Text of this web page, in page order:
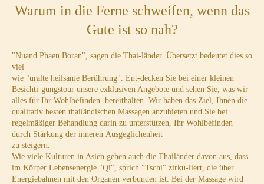
Warum in die Ferne schweifen, wenn das
Gute ist so nah?
"Nuand Phaen Boran", sagen die Thai-länder. Übersetzt bedeutet dies so
viel
wie "uralte heilsame Berührung". Ent-decken Sie bei einer kleinen
Besichti-gungstour unsere exklusiven Angebote und sehen Sie, was wir
alles für Ihr Wohlbefinden bereithalten. Wir haben das Ziel, Ihnen die
qualitativ besten thailändischen Massagen anzubieten und Sie bei
regelmäßiger Behandlung darin zu unterstützen, Ihr Wohlbefinden
durch Stärkung der inneren Ausgeglichenheit
zu steigern.
Wie viele Kulturen in Asien gehen auch die Thailänder davon aus, dass
im Körper Lebensenergie "Qi", sprich "Tschi" zirku-liert, die über
Energiebahnen mit den Organen verbunden ist. Bei der Massage wird